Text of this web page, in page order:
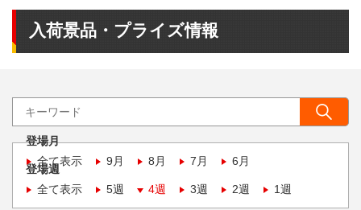
入荷景品・プライズ情報
登場月
全て表示
9月 8月 7月 6月
登場週
全て表示
5週 4週 3週 2週 1週